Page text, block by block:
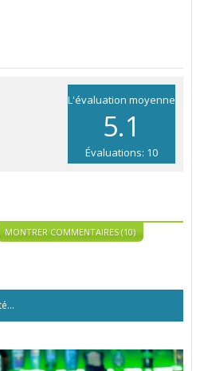
L'évaluation moyenne
5.1
Évaluations: 10
MONTRER COMMENTAIRES (10)